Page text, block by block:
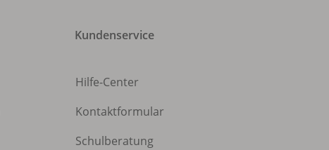
Kundenservice
Hilfe-Center
Kontaktformular
Schulberatung